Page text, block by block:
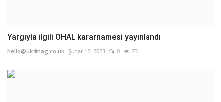
Yargıyla ilgili OHAL kararnamesi yayınlandı
hello@uk4mag.co.uk Şubat 12, 2023 0 73